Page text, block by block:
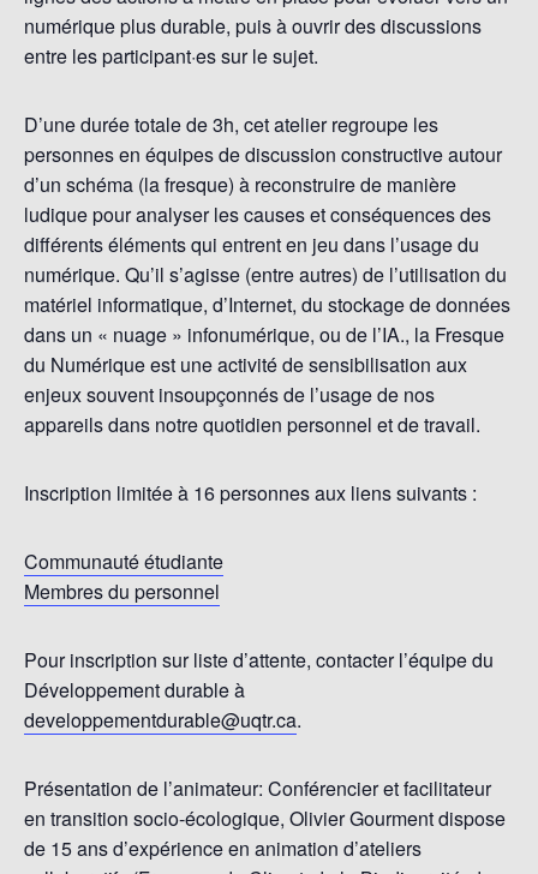
numérique plus durable, puis à ouvrir des discussions
entre les participant·es sur le sujet.
D’une durée totale de 3h, cet atelier regroupe les
personnes en équipes de discussion constructive autour
d’un schéma (la fresque) à reconstruire de manière
ludique pour analyser les causes et conséquences des
différents éléments qui entrent en jeu dans l’usage du
numérique. Qu’il s’agisse (entre autres) de l’utilisation du
matériel informatique, d’Internet, du stockage de données
dans un « nuage » infonumérique, ou de l’IA., la Fresque
du Numérique est une activité de sensibilisation aux
enjeux souvent insoupçonnés de l’usage de nos
appareils dans notre quotidien personnel et de travail.
Inscription limitée à 16 personnes aux liens suivants :
Communauté étudiante
Membres du personnel
Pour inscription sur liste d’attente, contacter l’équipe du
Développement durable à
developpementdurable@uqtr.ca.
Présentation de l’animateur: Conférencier et facilitateur
en transition socio-écologique, Olivier Gourment dispose
de 15 ans d’expérience en animation d’ateliers